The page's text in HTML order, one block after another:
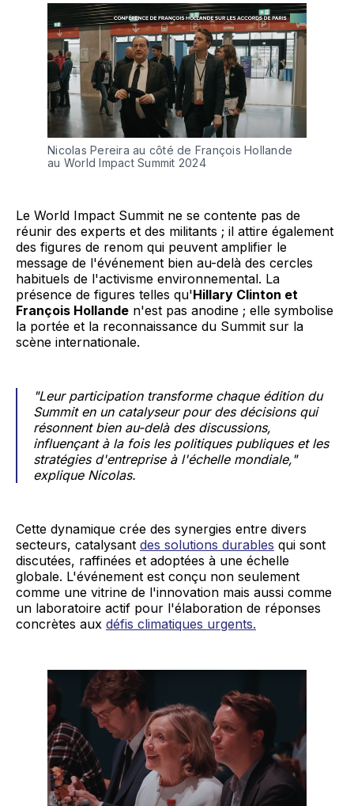
Nicolas Pereira au côté de François Hollande
au World Impact Summit 2024
Le World Impact Summit ne se contente pas de
réunir des experts et des militants ; il attire également
des figures de renom qui peuvent amplifier le
message de l'événement bien au-delà des cercles
habituels de l'activisme environnemental. La
présence de figures telles qu'Hillary Clinton et
François Hollande n'est pas anodine ; elle symbolise
la portée et la reconnaissance du Summit sur la
scène internationale.
"Leur participation transforme chaque édition du
Summit en un catalyseur pour des décisions qui
résonnent bien au-delà des discussions,
influençant à la fois les politiques publiques et les
stratégies d'entreprise à l'échelle mondiale,"
explique Nicolas.
Cette dynamique crée des synergies entre divers
secteurs, catalysant des solutions durables qui sont
discutées, raffinées et adoptées à une échelle
globale. L'événement est conçu non seulement
comme une vitrine de l'innovation mais aussi comme
un laboratoire actif pour l'élaboration de réponses
concrètes aux défis climatiques urgents.